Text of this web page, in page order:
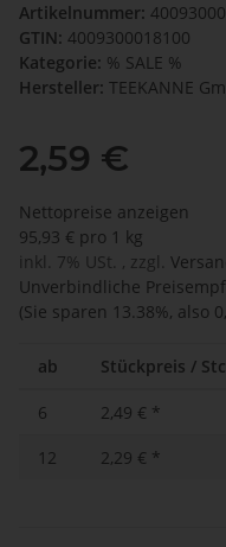
Artikelnummer:
GTIN: 4009300018100
Kategorie: % SALE %
Hersteller: TEEKANNE
2,59 €
Nettopreise anzeigen
95,93 € pro 1 kg
inkl. 7% USt. , zzgl.
Unverbindliche
(Sie sparen 13.38%, also
ab Stückpreis /
6 2,49 € *
12
2,29 € *